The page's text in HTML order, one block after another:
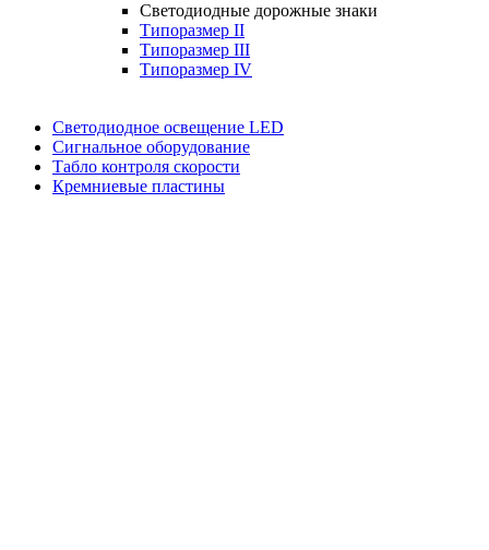
Светодиодные дорожные знаки
Типоразмер II
Типоразмер III
Типоразмер IV
Светодиодное освещение LED
Сигнальное оборудование
Табло контроля скорости
Кремниевые пластины